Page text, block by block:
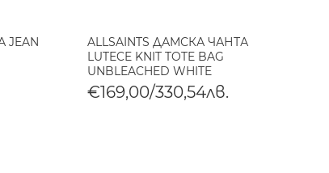
JEAN
ALLSAINTS ДАМСКА ЧАНТА
LUTECE KNIT TOTE BAG
UNBLEACHED WHITE
€169,00/330,54лв.